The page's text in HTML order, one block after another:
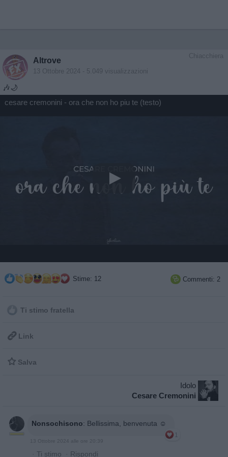
Chiacchiera
Altrove
13 Ottobre 2024 - 5.049 visualizzazioni
🎶🌙
cesare cremonini - ora che non ho piu te (testo)
Stime: 12  Commenti: 2
Ti stimo fratella
 Link
 Salva
Idolo
Cesare Cremonini
Nonsochisono: Bellissima, benvenuta ☺️
1
13 Ottobre 2024 alle ore 20:39
· Ti stimo · Rispondi